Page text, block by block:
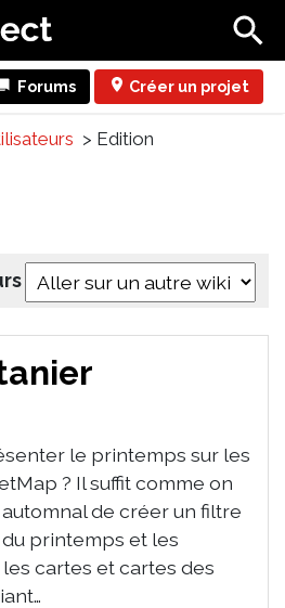
Forums Créer un projet
> Edition
le printemps sur les
? Il suffit comme on
automnal de créer un filtre
printemps et les
cartes et cartes des